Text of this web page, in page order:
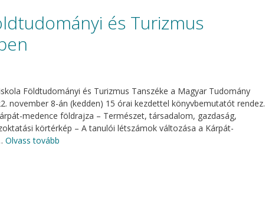
és Turizmus
Földtudományi és Turizmus Tanszéke a Magyar Tudomány
november 8-án (kedden) 15 órai kezdettel könyvbemutatót rendez.
medence földrajza – Természet, társadalom, gazdaság,
körtérkép – A tanulói létszámok változása a Kárpát-
Olvass tovább